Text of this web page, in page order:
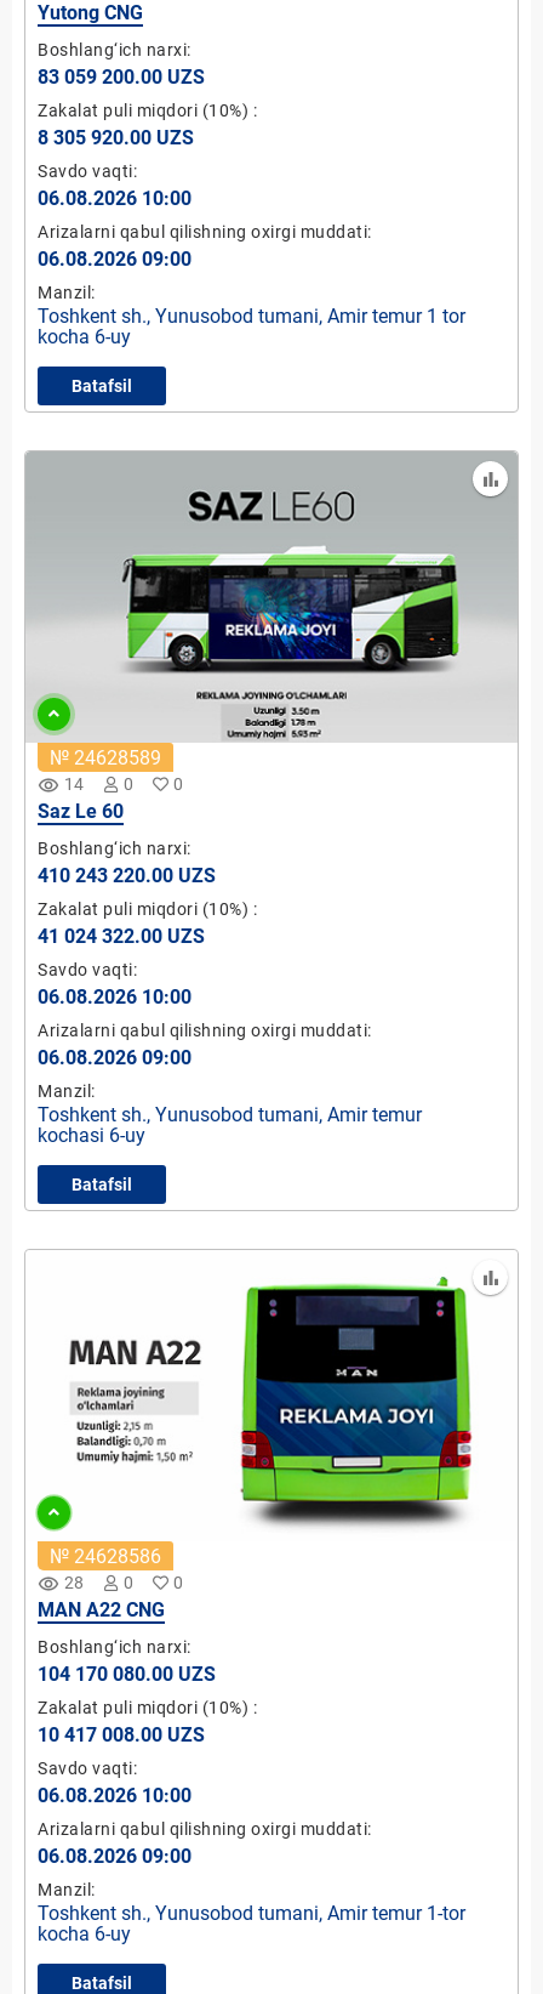
Yutong CNG
Boshlang‘ich narxi:
83 059 200.00 UZS
Zakalat puli miqdori (10%) :
8 305 920.00 UZS
Savdo vaqti:
06.08.2026 10:00
Arizalarni qabul qilishning oxirgi muddati:
06.08.2026 09:00
Manzil:
Toshkent sh., Yunusobod tumani, Amir temur 1 tor
kocha 6-uy
Batafsil
remove_red_eye 14 0 0
№ 24628589
Saz Le 60
Boshlang‘ich narxi:
410 243 220.00 UZS
Zakalat puli miqdori (10%) :
41 024 322.00 UZS
Savdo vaqti:
06.08.2026 10:00
Arizalarni qabul qilishning oxirgi muddati:
06.08.2026 09:00
Manzil:
Toshkent sh., Yunusobod tumani, Amir temur
kochasi 6-uy
Batafsil
remove_red_eye 28 0 0
№ 24628586
MAN A22 CNG
Boshlang‘ich narxi:
104 170 080.00 UZS
Zakalat puli miqdori (10%) :
10 417 008.00 UZS
Savdo vaqti:
06.08.2026 10:00
Arizalarni qabul qilishning oxirgi muddati:
06.08.2026 09:00
Manzil:
Toshkent sh., Yunusobod tumani, Amir temur 1-tor
kocha 6-uy
Batafsil